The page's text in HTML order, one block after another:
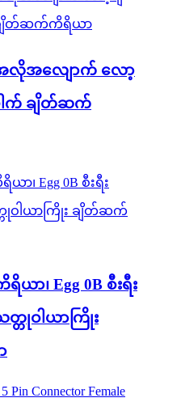
အလိုအလျောက် လော့
က် ချိတ်ဆက်
ာ၊ Egg 0B စီးရီး
တ္တုဝါယာကြိုး